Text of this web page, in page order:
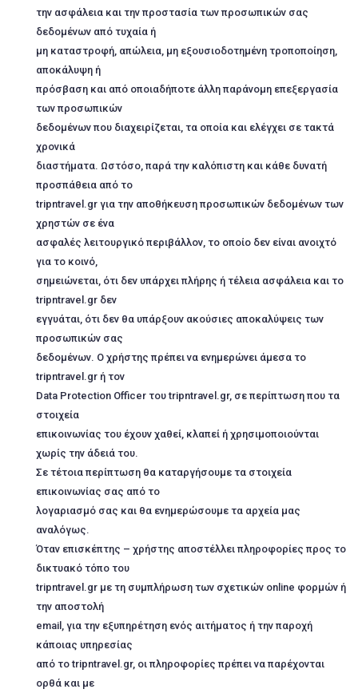
την ασφάλεια και την προστασία των προσωπικών σας
δεδομένων από τυχαία ή
μη καταστροφή, απώλεια, μη εξουσιοδοτημένη τροποποίηση,
αποκάλυψη ή
πρόσβαση και από οποιαδήποτε άλλη παράνομη επεξεργασία
των προσωπικών
δεδομένων που διαχειρίζεται, τα οποία και ελέγχει σε τακτά
χρονικά
διαστήματα. Ωστόσο, παρά την καλόπιστη και κάθε δυνατή
προσπάθεια από το
tripntravel.gr για την αποθήκευση προσωπικών δεδομένων των
χρηστών σε ένα
ασφαλές λειτουργικό περιβάλλον, το οποίο δεν είναι ανοιχτό
για το κοινό,
σημειώνεται, ότι δεν υπάρχει πλήρης ή τέλεια ασφάλεια και το
tripntravel.gr δεν
εγγυάται, ότι δεν θα υπάρξουν ακούσιες αποκαλύψεις των
προσωπικών σας
δεδομένων. Ο χρήστης πρέπει να ενημερώνει άμεσα το
tripntravel.gr ή τον
Data Protection Officer του tripntravel.gr, σε περίπτωση που τα
στοιχεία
επικοινωνίας του έχουν χαθεί, κλαπεί ή χρησιμοποιούνται
χωρίς την άδειά του.
Σε τέτοια περίπτωση θα καταργήσουμε τα στοιχεία
επικοινωνίας σας από το
λογαριασμό σας και θα ενημερώσουμε τα αρχεία μας
αναλόγως.
Όταν επισκέπτης – χρήστης αποστέλλει πληροφορίες προς το
δικτυακό τόπο του
tripntravel.gr με τη συμπλήρωση των σχετικών online φορμών ή
την αποστολή
email, για την εξυπηρέτηση ενός αιτήματος ή την παροχή
κάποιας υπηρεσίας
από τo tripntravel.gr, οι πληροφορίες πρέπει να παρέχονται
ορθά και με